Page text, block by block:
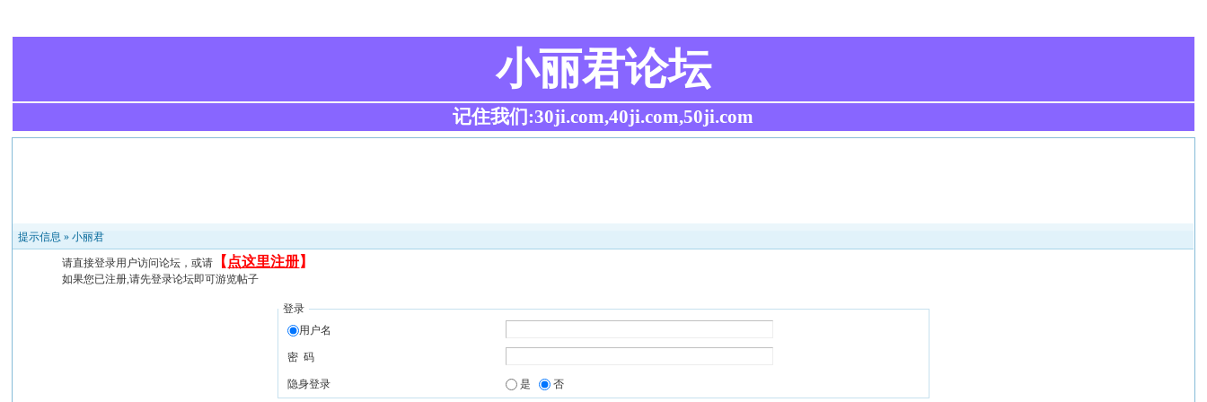
小丽君论坛
记住我们:30ji.com,40ji.com,50ji.com
提示信息 »小丽君
请直接登录用户访问论坛，或请 【 点这里注册】
如果您已注册,请先登录论坛即可游览帖子
登录
用户名
密 码
隐身登录 是 否